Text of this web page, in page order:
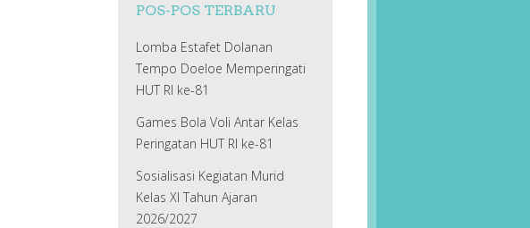
POS-POS TERBARU
Lomba Estafet Dolanan
Tempo Doeloe Memperingati
HUT RI ke-81
Games Bola Voli Antar Kelas
Peringatan HUT RI ke-81
Sosialisasi Kegiatan Murid
Kelas XI Tahun Ajaran
2026/2027